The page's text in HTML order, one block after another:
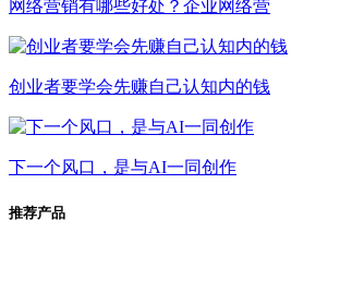
网络营销有哪些好处？企业网络营
创业者要学会先赚自己认知内的钱
下一个风口，是与AI一同创作
推荐产品